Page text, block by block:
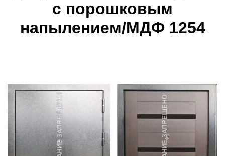
с порошковым
напылением/МДФ 1254